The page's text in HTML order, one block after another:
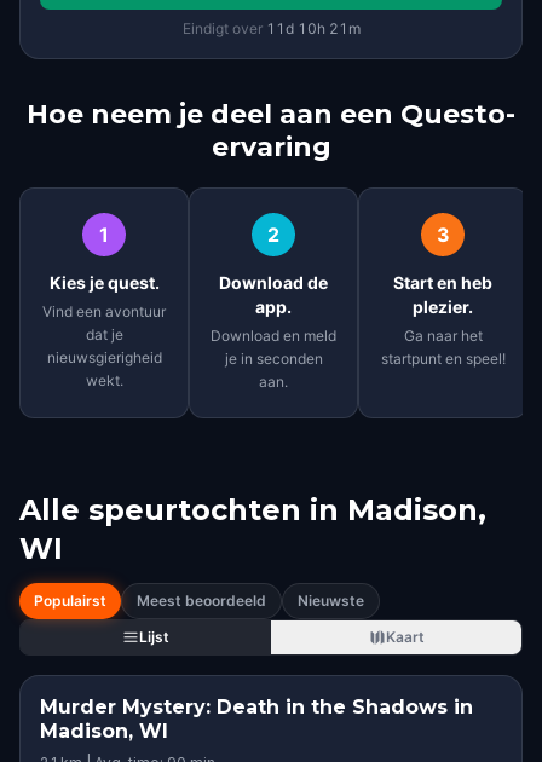
Eindigt over 11d 10h 21 m
Hoe neem je deel aan een Questo-
ervaring
1
Kies je quest.
Vind een avontuur
dat je
nieuwsgierigheid
wekt.
2
Download de
app.
Download en meld
je in seconden
aan.
3
Start en heb
plezier.
Ga naar het
startpunt en speel!
Alle speurtochten in Madison,
WI
Populairst Meest beoordeeld
Nieuwste
Lijst
Kaart
Murder Mystery: Death in the Shadows in
Madison, WI